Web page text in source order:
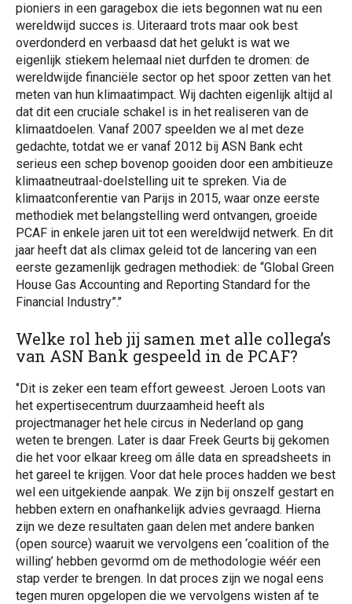
pioniers in een garagebox die iets begonnen wat nu een
wereldwijd succes is. Uiteraard trots maar ook best
overdonderd en verbaasd dat het gelukt is wat we
eigenlijk stiekem helemaal niet durfden te dromen: de
wereldwijde financiële sector op het spoor zetten van het
meten van hun klimaatimpact. Wij dachten eigenlijk altijd al
dat dit een cruciale schakel is in het realiseren van de
klimaatdoelen. Vanaf 2007 speelden we al met deze
gedachte, totdat we er vanaf 2012 bij ASN Bank echt
serieus een schep bovenop gooiden door een ambitieuze
klimaatneutraal-doelstelling uit te spreken. Via de
klimaatconferentie van Parijs in 2015, waar onze eerste
methodiek met belangstelling werd ontvangen, groeide
PCAF in enkele jaren uit tot een wereldwijd netwerk. En dit
jaar heeft dat als climax geleid tot de lancering van een
eerste gezamenlijk gedragen methodiek: de “Global Green
House Gas Accounting and Reporting Standard for the
Financial Industry”.’’
Welke rol heb jij samen met alle collega’s
van ASN Bank gespeeld in de PCAF?
‘’Dit is zeker een team effort geweest. Jeroen Loots van
het expertisecentrum duurzaamheid heeft als
projectmanager het hele circus in Nederland op gang
weten te brengen. Later is daar Freek Geurts bij gekomen
die het voor elkaar kreeg om álle data en spreadsheets in
het gareel te krijgen. Voor dat hele proces hadden we best
wel een uitgekiende aanpak. We zijn bij onszelf gestart en
hebben extern en onafhankelijk advies gevraagd. Hierna
zijn we deze resultaten gaan delen met andere banken
(open source) waaruit we vervolgens een ‘coalition of the
willing’ hebben gevormd om de methodologie wéér een
stap verder te brengen. In dat proces zijn we nogal eens
tegen muren opgelopen die we vervolgens wisten af te